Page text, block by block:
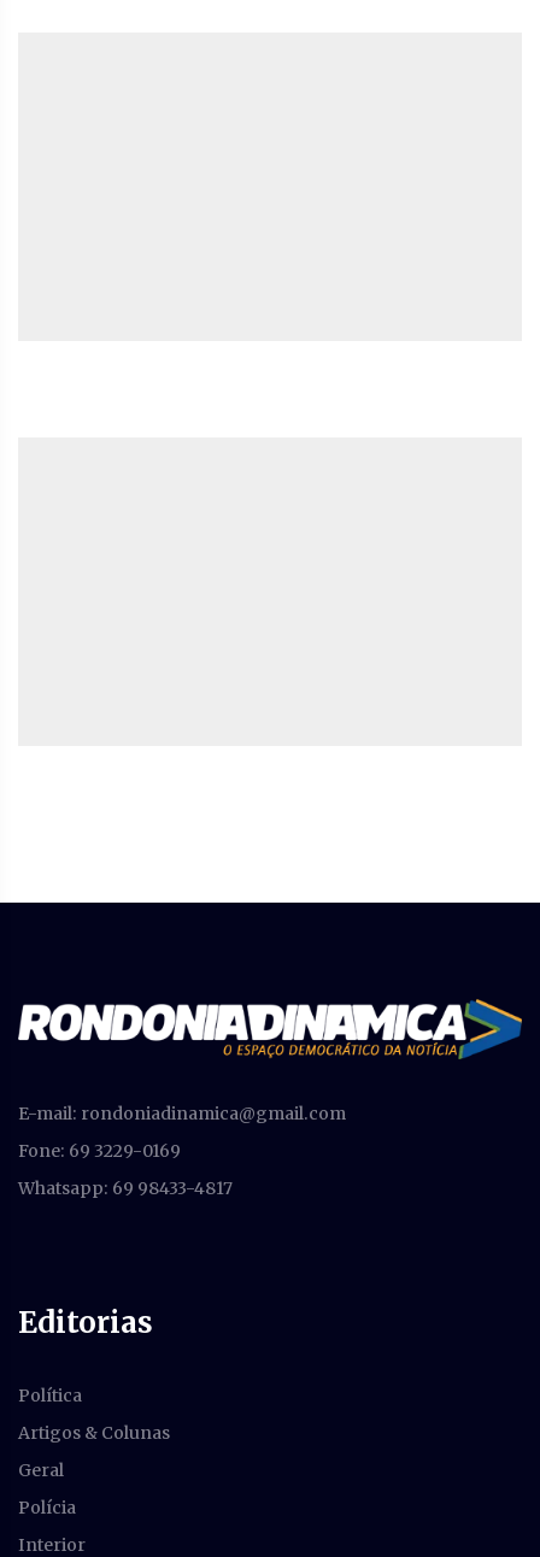
E-mail: rondoniadinamica@gmail.com
Fone: 69 3229-0169
Whatsapp: 69 98433-4817
Editorias
Política
Artigos & Colunas
Geral
Polícia
Interior